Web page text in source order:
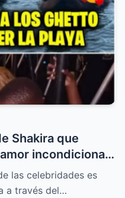
inesperado
hizo que las
investigación
el rumbo del
Shakira que
incondicional,
y el inesperado
las celebridades es
a través del…